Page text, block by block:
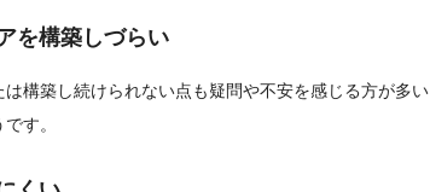
を構築しづらい
構築し続けられない点も疑問や不安を感じる方が多い
す。